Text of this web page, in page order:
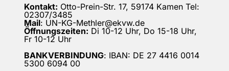
Kontakt: Otto-Prein-Str. 17, 59174 Kamen Tel:
02307/3485
Mail: UN-KG-Methler@ekvw.de
Öffnungszeiten: Di 10-12 Uhr, Do 15-18 Uhr,
Fr 10-12 Uhr
BANKVERBINDUNG: IBAN: DE 27 4416 0014
5300 6094 00